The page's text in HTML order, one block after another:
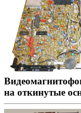
на откинутые